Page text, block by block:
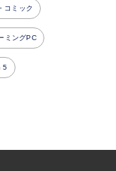
コミック
ミングPC
5